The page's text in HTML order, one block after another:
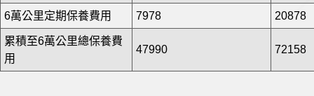
6萬公里定期保養費用 7978 20878
累積至6萬公里總保養費
用
47990 72158